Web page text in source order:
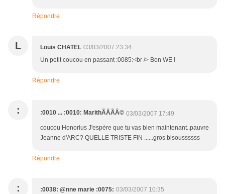
Répondre
L Louis CHATEL 03/03/2007 23:34
Un petit coucou en passant :0085:<br /> Bon WE !
Répondre
: :0010 ... :0010: MarithÃÂÃÂ© 03/03/2007 17:49
coucou Honorius J'espère que tu vas bien maintenant..pauvre
Jeanne d'ARC? QUELLE TRISTE FIN ......gros bisoussssss
Répondre
: :0038: @nne marie :0075: 03/03/2007 10:35